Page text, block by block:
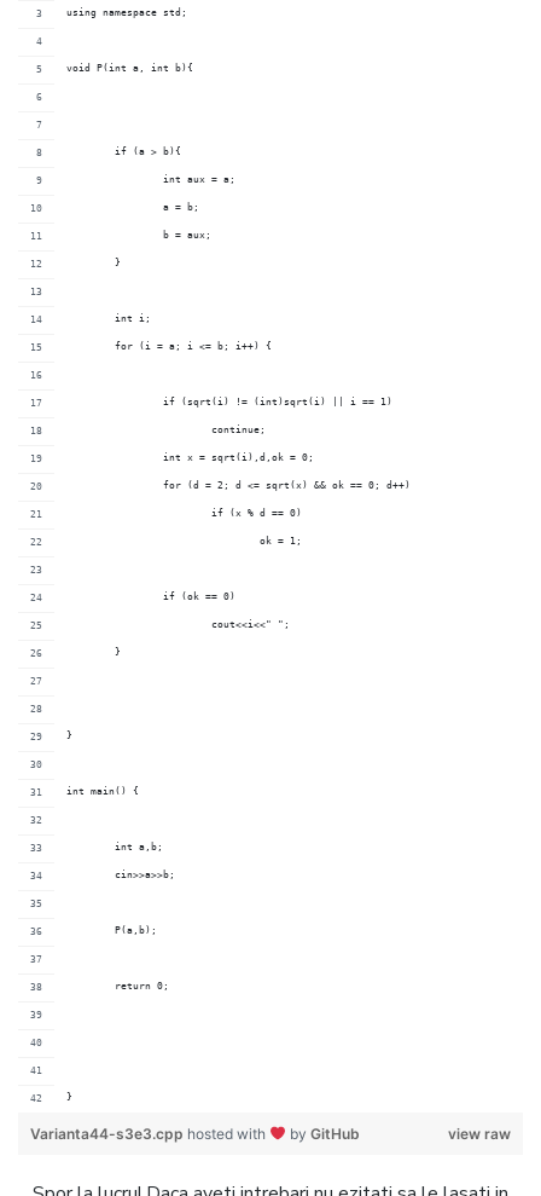
using namespace std;
void P(int a, int b){
	if (a > b){
		int aux = a;
		a = b;
		b = aux;
	}
	int i;
	for (i = a; i <= b; i++) {
		if (sqrt(i) != (int)sqrt(i) || i == 1)
			continue;
		int x = sqrt(i),d,ok = 0;
		for (d = 2; d <= sqrt(x) && ok == 0; d++)
			if (x % d == 0)
				ok = 1;
		if (ok == 0)
			cout<<i<<" ";
	}
}
int main() {
	int a,b;
	cin>>a>>b;
	P(a,b);
	return 0;
}
view raw
Varianta44-s3e3.cpp hosted with by GitHub